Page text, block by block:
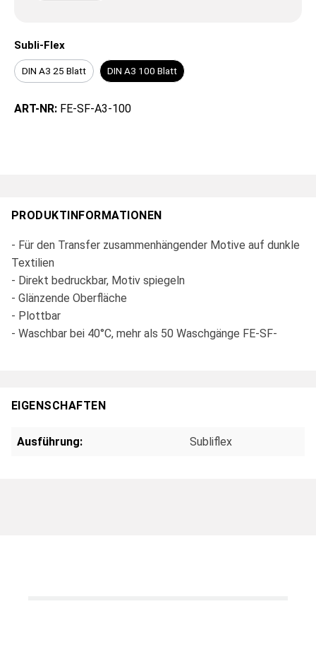
Subli-Flex
DIN A3 25 Blatt DIN A3 100 Blatt
ART-NR: FE-SF-A3-100
PRODUKTINFORMATIONEN
- Für den Transfer zusammenhängender Motive auf dunkle
Textilien
- Direkt bedruckbar, Motiv spiegeln
- Glänzende Oberfläche
- Plottbar
- Waschbar bei 40°C, mehr als 50 Waschgänge FE-SF-
EIGENSCHAFTEN
Ausführung: Subliflex